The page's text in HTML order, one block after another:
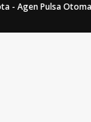
- Agen Pulsa